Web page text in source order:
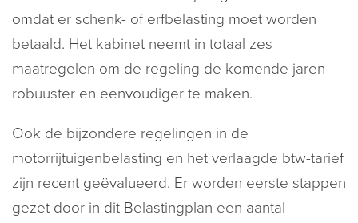
omdat er schenk- of erfbelasting moet worden
betaald. Het kabinet neemt in totaal zes
maatregelen om de regeling de komende jaren
robuuster en eenvoudiger te maken.
Ook de bijzondere regelingen in de
motorrijtuigenbelasting en het verlaagde btw-tarief
zijn recent geëvalueerd. Er worden eerste stappen
gezet door in dit Belastingplan een aantal